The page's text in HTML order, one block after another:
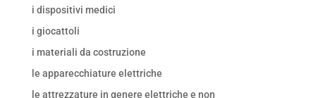
i dispositivi medici
i giocattoli
i materiali da costruzione
le apparecchiature elettriche
le attrezzature in genere elettriche e non